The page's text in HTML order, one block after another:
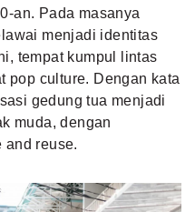
an. Pada masanya
menjadi identitas
tempat kumpul lintas
pop culture. Dengan kata
gedung tua menjadi
muda, dengan
and reuse.